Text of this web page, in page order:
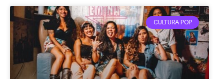
CULTURA POP